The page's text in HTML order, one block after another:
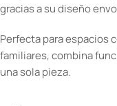
gracias a su diseño
Perfecta para espacios
familiares, combina
una sola pieza.